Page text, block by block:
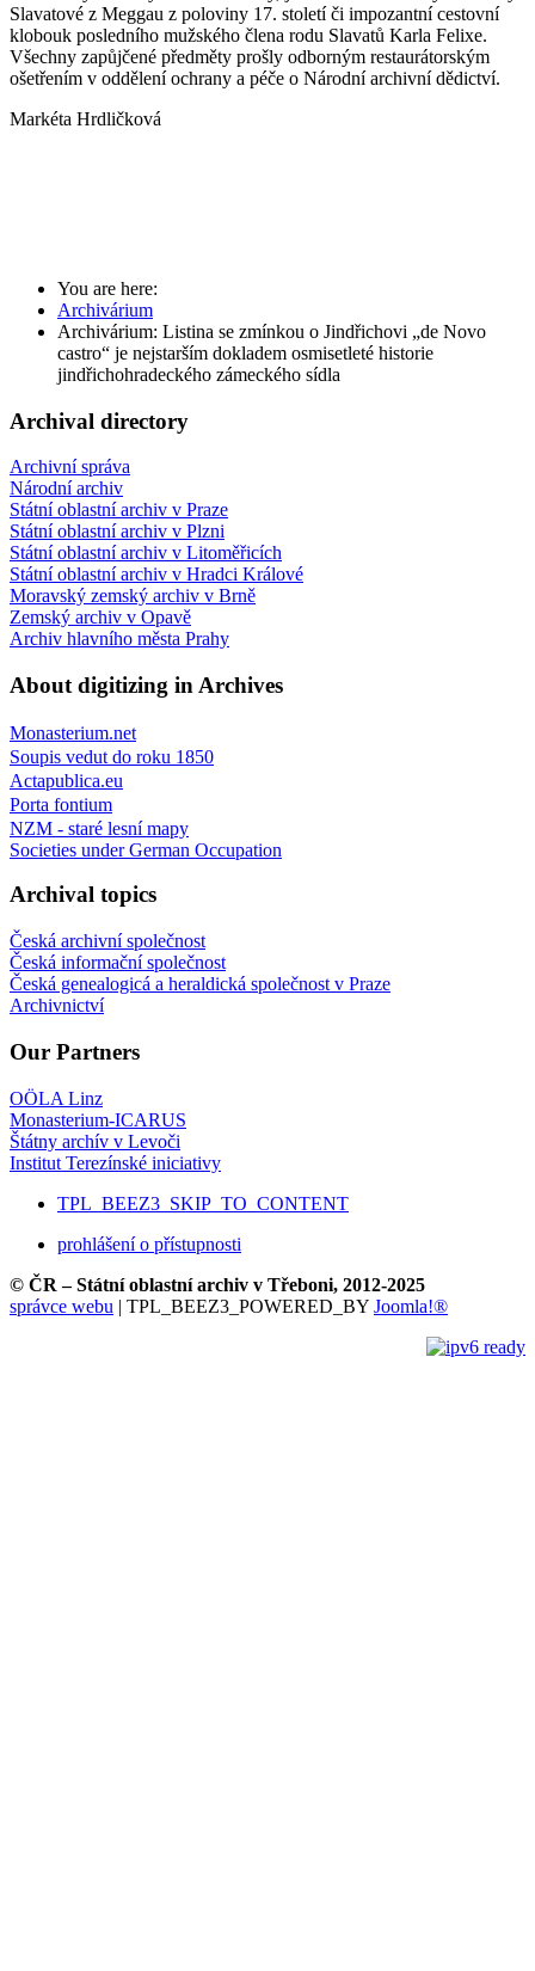
Slavatové z Meggau z poloviny 17. století či impozantní cestovní
klobouk posledního mužského člena rodu Slavatů Karla Felixe.
Všechny zapůjčené předměty prošly odborným restaurátorským
ošetřením v oddělení ochrany a péče o Národní archivní dědictví.
Markéta Hrdličková
You are here:
Archivárium
Archivárium: Listina se zmínkou o Jindřichovi „de Novo
castro“ je nejstarším dokladem osmisetleté historie
jindřichohradeckého zámeckého sídla
Archival directory
Archivní správa
Národní archiv
Státní oblastní archiv v Praze
Státní oblastní archiv v Plzni
Státní oblastní archiv v Litoměřicích
Státní oblastní archiv v Hradci Králové
Moravský zemský archiv v Brně
Zemský archiv v Opavě
Archiv hlavního města Prahy
About digitizing in Archives
Monasterium.net
Soupis vedut do roku 1850
Actapublica.eu
Porta fontium
NZM - staré lesní mapy
Societies under German Occupation
Archival topics
Česká archivní společnost
Česká informační společnost
Česká genealogicá a heraldická společnost v Praze
Archivnictví
Our Partners
OÖLA Linz
Monasterium-ICARUS
Štátny archív v Levoči
Institut Terezínské iniciativy
TPL_BEEZ3_SKIP_TO_CONTENT
prohlášení o přístupnosti
© ČR – Státní oblastní archiv v Třeboni, 2012-2025
správce webu | TPL_BEEZ3_POWERED_BY Joomla!®